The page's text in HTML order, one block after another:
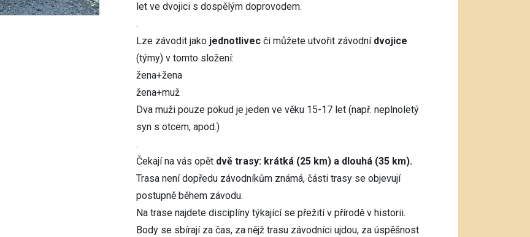
let ve dvojici s dospělým doprovodem.
.
Lze závodit jako jednotlivec či můžete utvořit závodní dvojice
(týmy) v tomto složení:
žena+žena
žena+muž
Dva muži pouze pokud je jeden ve věku 15-17 let (např. neplnoletý
syn s otcem, apod.)
.
Čekají na vás opět dvě trasy: krátká (25 km) a dlouhá (35 km).
Trasa není dopředu závodníkům známá, části trasy se objevují
postupně během závodu.
Na trase najdete disciplíny týkající se přežití v přírodě v historii.
Body se sbírají za čas, za nějž trasu závodníci ujdou, za úspěšnost